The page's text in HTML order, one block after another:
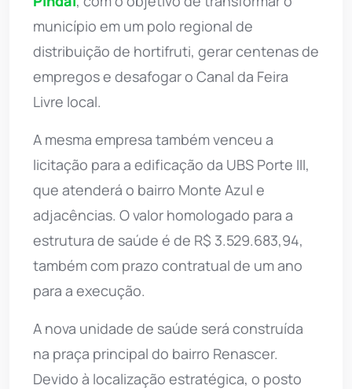
município em um polo regional de
distribuição de hortifruti, gerar centenas de
empregos e desafogar o Canal da Feira
Livre local.
A mesma empresa também venceu a
licitação para a edificação da UBS Porte III,
que atenderá o bairro Monte Azul e
adjacências. O valor homologado para a
estrutura de saúde é de R$ 3.529.683,94,
também com prazo contratual de um ano
para a execução.
A nova unidade de saúde será construída
na praça principal do bairro Renascer.
Devido à localização estratégica, o posto